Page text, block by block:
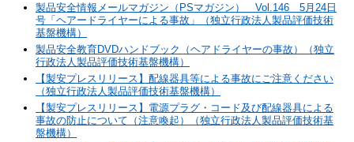
製品安全情報メールマガジン（PSマガジン） Vol.146 5月24日
号「ヘアードライヤーによる事故」（独立行政法人製品評価技術
基盤機構）
製品安全教育DVDハンドブック（ヘアドライヤーの事故）（独立
行政法人製品評価技術基盤機構）
【製安プレスリリース】配線器具等による事故にご注意ください
（独立行政法人製品評価技術基盤機構）
【製安プレスリリース】電源プラグ・コード及び配線器具による
事故の防止について（注意喚起）（独立行政法人製品評価技術基
盤機構）